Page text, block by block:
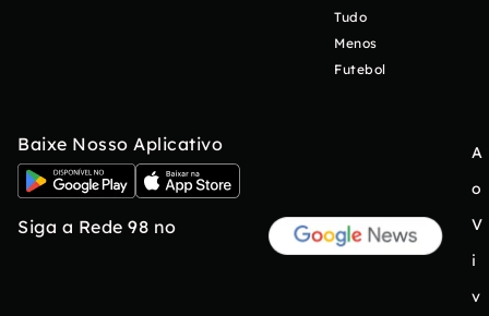
Tudo
Menos
Futebol
Baixe Nosso Aplicativo
Siga a Rede 98 no
A
o
V
i
v